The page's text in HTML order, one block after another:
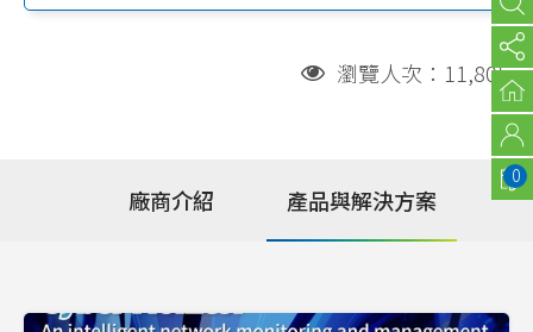
瀏覽人次：11,805
廠商介紹 產品與解決方案
0